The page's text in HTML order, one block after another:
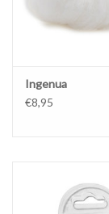
Ingenua
€8,95